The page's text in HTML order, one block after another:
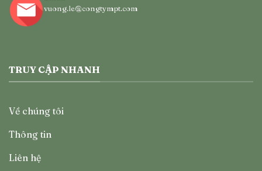
vuong.le@congtympt.com
TRUY CẬP NHANH
Về chúng tôi
Thông tin
Liên hệ